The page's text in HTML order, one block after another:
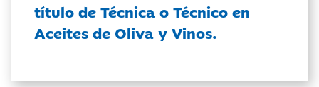
título de Técnica o Técnico en
Aceites de Oliva y Vinos.